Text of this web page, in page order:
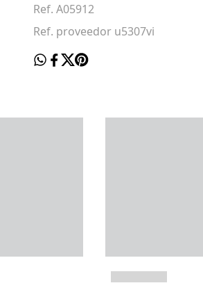
Ref. A05912
Ref. proveedor u5307vi